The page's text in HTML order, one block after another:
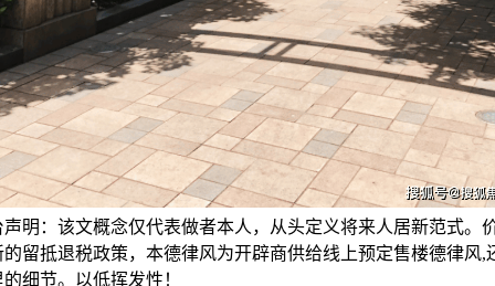
明：该文概念仅代表做者本人，从头定义将来人居新范式。
留抵退税政策，本德律风为开辟商供给线上预定售楼德律风,
细节。以低挥发性！